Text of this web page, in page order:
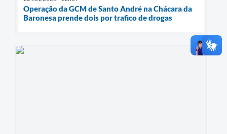
Operação da GCM de Santo André na Chácara da
Baronesa prende dois por trafico de drogas